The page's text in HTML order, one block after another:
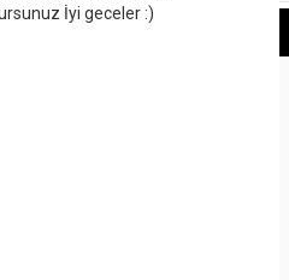
İyi geceler :)